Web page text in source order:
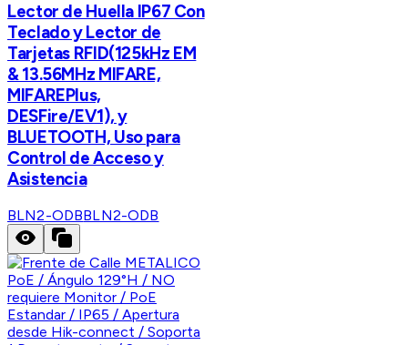
Lector de Huella IP67 Con
Teclado y Lector de
Tarjetas RFID(125kHz EM
& 13.56MHz MIFARE,
MIFAREPlus,
DESFire/EV1), y
BLUETOOTH, Uso para
Control de Acceso y
Asistencia
BLN2-ODBBLN2-ODB